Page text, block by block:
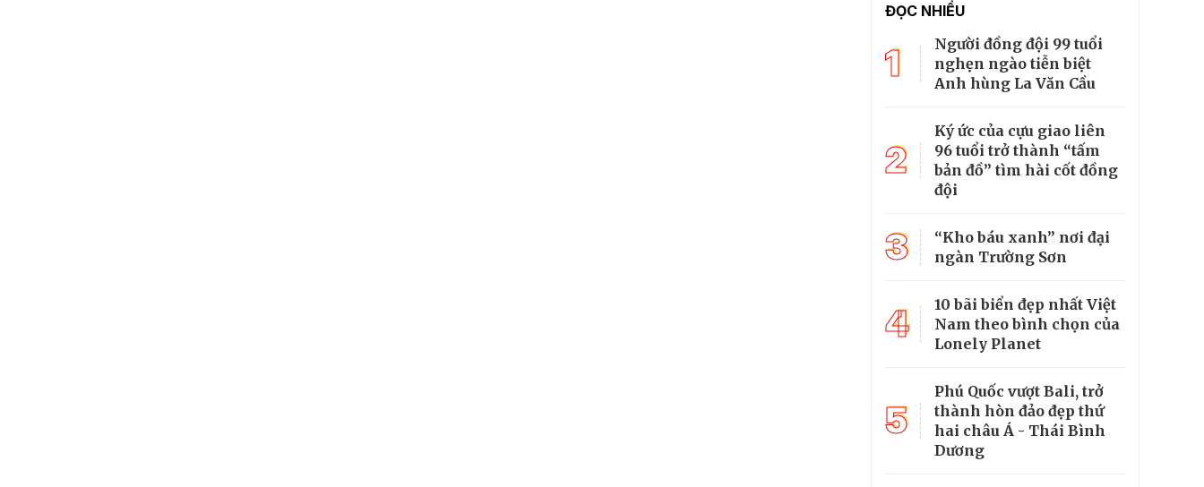
ĐỌC NHIỀU
1
Người đồng đội 99 tuổi
nghẹn ngào tiễn biệt
Anh hùng La Văn Cầu
2
Ký ức của cựu giao liên
96 tuổi trở thành “tấm
bản đồ” tìm hài cốt đồng
đội
3
“Kho báu xanh” nơi đại
ngàn Trường Sơn
4
10 bãi biển đẹp nhất Việt
Nam theo bình chọn của
Lonely Planet
5
Phú Quốc vượt Bali, trở
thành hòn đảo đẹp thứ
hai châu Á - Thái Bình
Dương